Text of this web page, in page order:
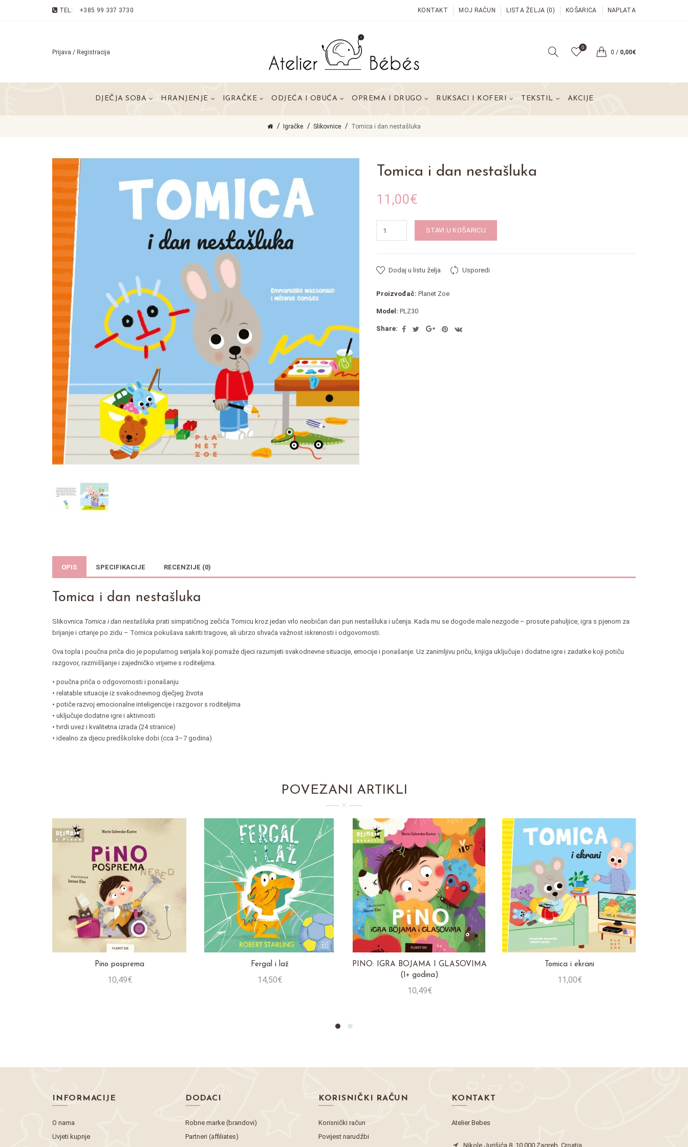
TEL: +385 99 337 3730 KONTAKT MOJ RAČUN LISTA ŽELJA (0) KOŠARICA NAPLATA
Prijava / Registracija
0
0 / 0,00€
DJEČJA SOBA HRANJENJE IGRAČKE ODJEĆA I OBUĆA OPREMA I DRUGO RUKSACI I KOFERI TEKSTIL AKCIJE
Igračke Slikovnice Tomica i dan nestašluka
Tomica i dan nestašluka
11,00€
STAVI U KOŠARICU
Dodaj u listu želja Usporedi
Proizvođač: Planet Zoe
Model: PLZ30
Share:
OPIS SPECIFIKACIJE RECENZIJE (0)
Tomica i dan nestašluka
Slikovnica Tomica i dan nestašluka prati simpatičnog zečića Tomicu kroz jedan vrlo neobičan dan pun nestašluka i učenja. Kada mu se dogode male nezgode – prosute pahuljice, igra s pjenom za
brijanje i crtanje po zidu – Tomica pokušava sakriti tragove, ali ubrzo shvaća važnost iskrenosti i odgovornosti.
Ova topla i poučna priča dio je popularnog serijala koji pomaže djeci razumjeti svakodnevne situacije, emocije i ponašanje. Uz zanimljivu priču, knjiga uključuje i dodatne igre i zadatke koji potiču
razgovor, razmišljanje i zajedničko vrijeme s roditeljima.
• poučna priča o odgovornosti i ponašanju
• relatable situacije iz svakodnevnog dječjeg života
• potiče razvoj emocionalne inteligencije i razgovor s roditeljima
• uključuje dodatne igre i aktivnosti
• tvrdi uvez i kvalitetna izrada (24 stranice)
• idealno za djecu predškolske dobi (cca 3–7 godina)
POVEZANI ARTIKLI
Pino posprema
10,49€
Fergal i laž
14,50€
PINO: IGRA BOJAMA I GLASOVIMA
(1+ godina)
10,49€
Tomica i ekrani
11,00€
INFORMACIJE
O nama
Uvjeti kupnje
DODACI
Robne marke (brandovi)
Partneri (affiliates)
KORISNIČKI RAČUN
Korisnički račun
Povijest narudžbi
KONTAKT
Atelier Bebes
Nikole Jurišića 8, 10 000 Zagreb, Croatia